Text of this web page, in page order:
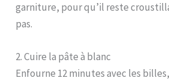
garniture, pour qu’il reste
pas.
2. Cuire la pâte à blanc
Enfourne 12 minutes avec les